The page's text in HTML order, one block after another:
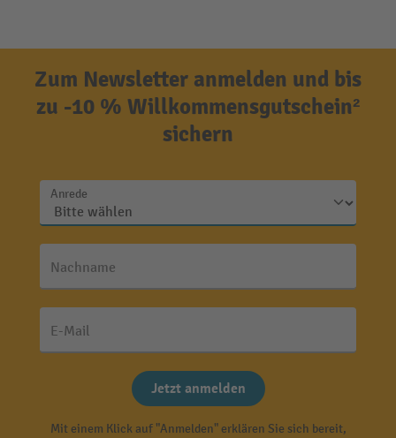
Zum Newsletter anmelden und bis
zu -10 % Willkommensgutschein²
sichern
Anrede
Nachname
E-Mail
Jetzt anmelden
Mit einem Klick auf "Anmelden" erklären Sie sich bereit,